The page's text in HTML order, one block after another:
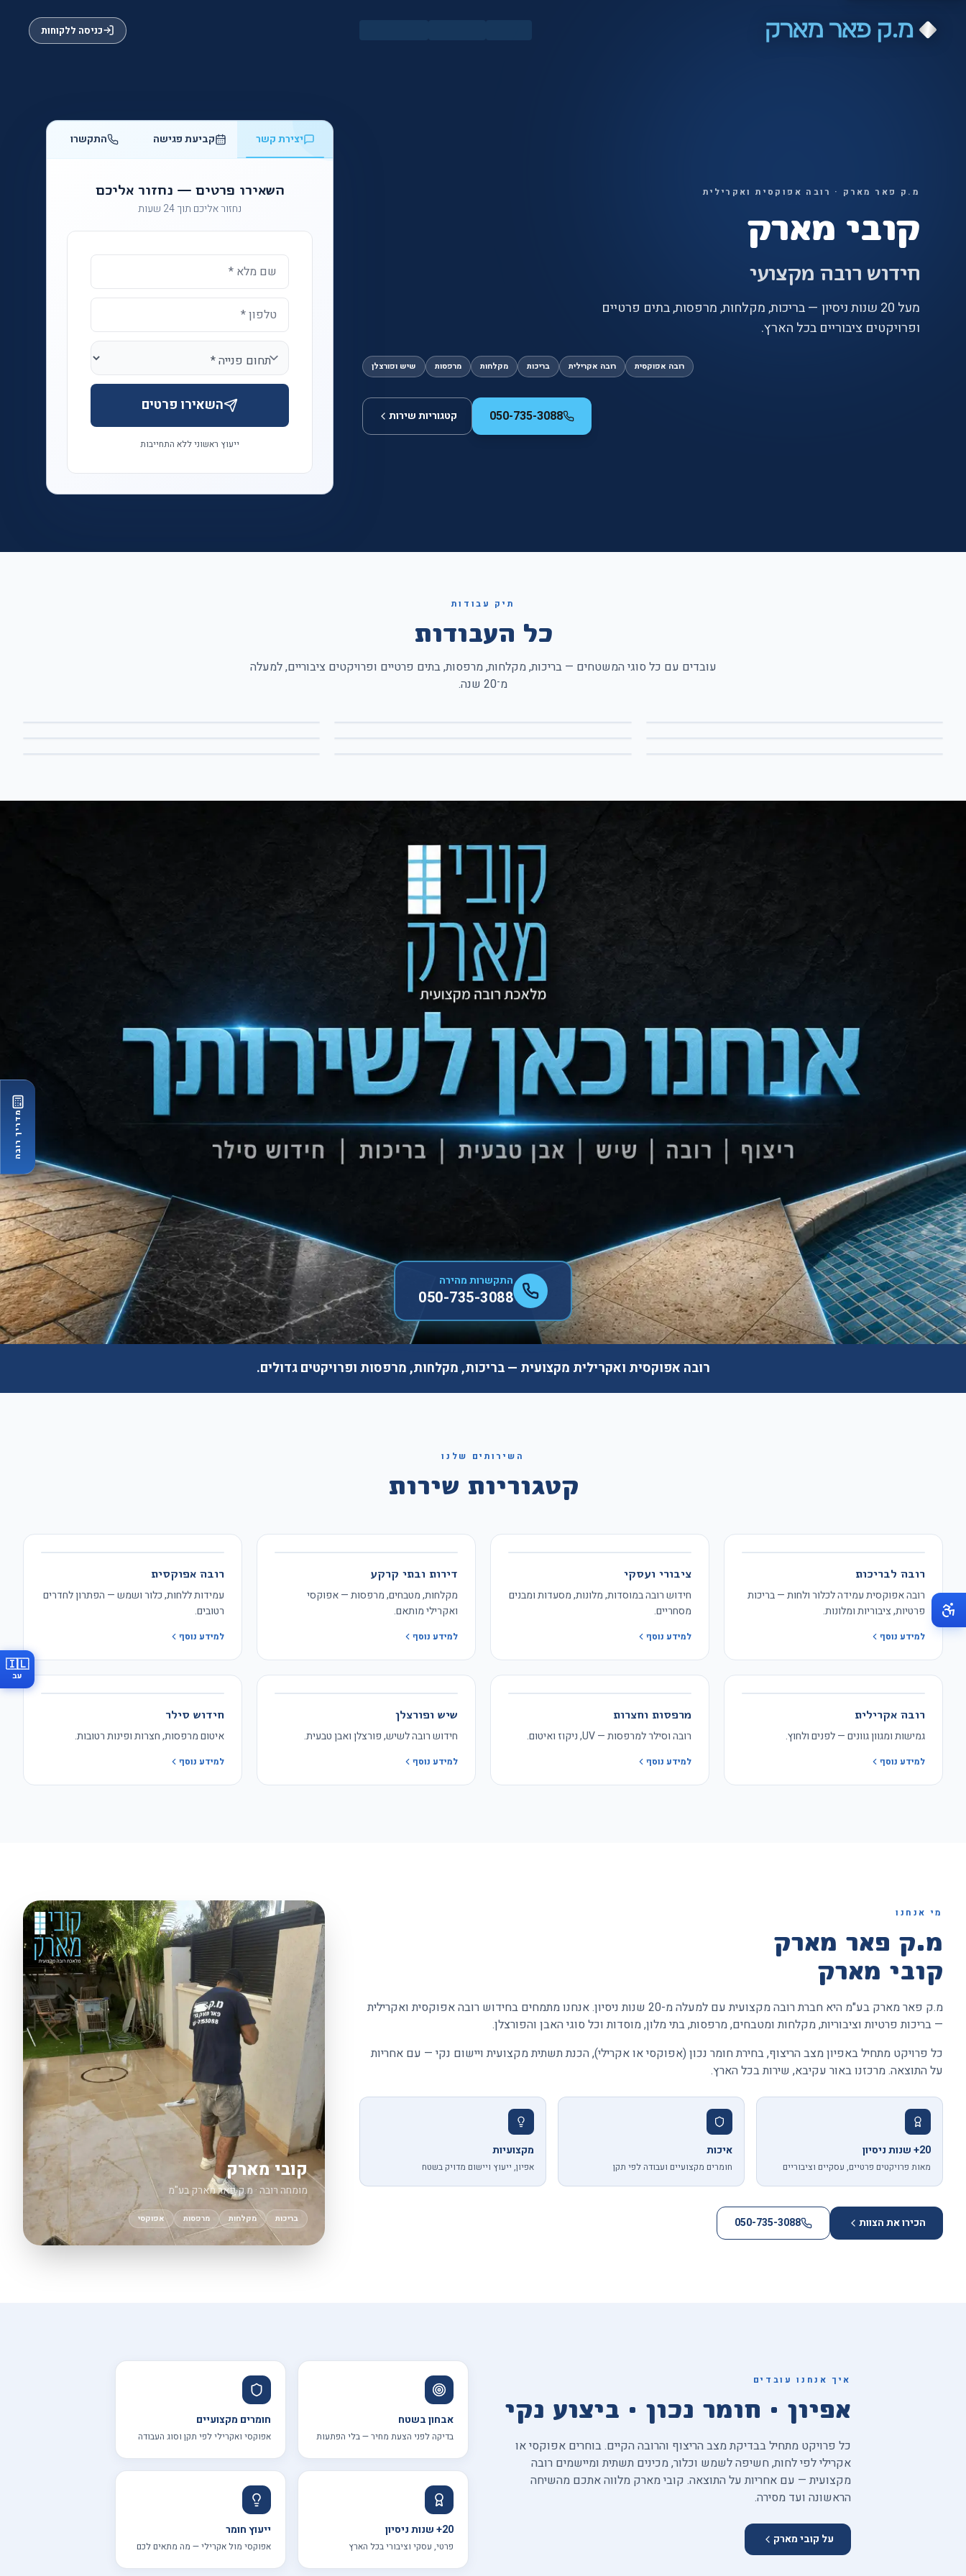
כניסה ללקוחות
מ.ק פאר מארק · רובה אפוקסית ואקרילית
קובי מארק
חידוש רובה מקצועי
מעל 20 שנות ניסיון — בריכות, מקלחות, מרפסות, בתים פרטיים
ופרויקטים ציבוריים בכל הארץ.
רובה אפוקסית רובה אקרילית בריכות מקלחות מרפסות שיש ופורצלן
050-735-3088 קטגוריות שירות
יצירת קשר קביעת פגישה התקשרו
השאירו פרטים — נחזור אליכם
נחזור אליכם תוך 24 שעות
השאירו פרטים
ייעוץ ראשוני ללא התחייבות
תיק עבודות
כל העבודות
עובדים עם כל סוגי המשטחים — בריכות, מקלחות, מרפסות, בתים פרטיים ופרויקטים ציבוריים, למעלה
מ־20 שנה.
התקשרות מהירה
050-735-3088
רובה אפוקסית ואקרילית מקצועית — בריכות, מקלחות, מרפסות ופרויקטים גדולים.
השירותים שלנו
קטגוריות שירות
רובה לבריכות
רובה אפוקסית עמידה לכלור ולחות — בריכות
פרטיות, ציבוריות ומלונות.
למידע נוסף
ציבורי ועסקי
חידוש רובה במוסדות, מלונות, מסעדות ומבנים
מסחריים.
למידע נוסף
דירות ובתי קרקע
מקלחות, מטבחים, מרפסות — אפוקסי
ואקרילי מותאם.
למידע נוסף
רובה אפוקסית
עמידות ללחות, כלור ושמש — הפתרון לחדרים
רטובים.
למידע נוסף
רובה אקרילית
גמישות ומגוון גוונים — לפנים ולחוץ.
למידע נוסף
מרפסות וחצרות
רובה וסילר למרפסות — UV, ניקוז ואיטום.
למידע נוסף
שיש ופורצלן
חידוש רובה לשיש, פורצלן ואבן טבעית.
למידע נוסף
חידוש סילר
איטום מרפסות, חצרות ופינות רטובות.
למידע נוסף
מי אנחנו
מ.ק פאר מארק
קובי מארק
מ.ק פאר מארק בע"מ היא חברת רובה מקצועית עם למעלה מ-20 שנות ניסיון. אנחנו מתמחים בחידוש רובה אפוקסית ואקרילית
— בריכות פרטיות וציבוריות, מקלחות ומטבחים, מרפסות, בתי מלון, מוסדות וכל סוגי האבן והפורצלן.
כל פרויקט מתחיל באפיון מצב הריצוף, בחירת חומר נכון (אפוקסי או אקרילי), הכנת תשתית מקצועית ויישום נקי — עם אחריות
על התוצאה. מרכזנו באור עקיבא, שירות בכל הארץ.
20+ שנות ניסיון
מאות פרויקטים פרטיים, עסקיים וציבוריים
איכות
חומרים מקצועיים ועבודה לפי תקן
מקצועיות
אפיון, ייעוץ ויישום מדויק בשטח
הכירו את הצוות 050-735-3088
קובי מארק
מומחה רובה · מ.ק פאר מארק בע"מ
בריכות מקלחות מרפסות אפוקסי
איך אנחנו עובדים
אפיון · חומר נכון · ביצוע נקי
כל פרויקט מתחיל בבדיקת מצב הריצוף והרובה הקיים. בוחרים אפוקסי או
אקרילי לפי לחות, חשיפה לשמש וכלור, מכינים תשתית ומיישמים רובה
מקצועית — עם אחריות על התוצאה. קובי מארק מלווה אתכם מהשיחה
הראשונה ועד מסירה.
על קובי מארק
אבחון בשטח
בדיקה לפני הצעת מחיר — בלי הפתעות
חומרים מקצועיים
אפוקסי ואקרילי לפי תקן וסוג העבודה
20+ שנות ניסיון
פרטי, עסקי וציבורי בכל הארץ
ייעוץ חומר
אפוקסי מול אקרילי — מה מתאים לכם
🇮🇱
עב
מדריך רובה